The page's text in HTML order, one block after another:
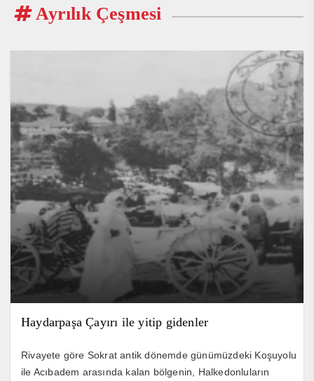
Ayrılık Çeşmesi
Haydarpaşa Çayırı ile yitip gidenler
Rivayete göre Sokrat antik dönemde günümüzdeki Koşuyolu
ile Acıbadem arasında kalan bölgenin, Halkedonluların